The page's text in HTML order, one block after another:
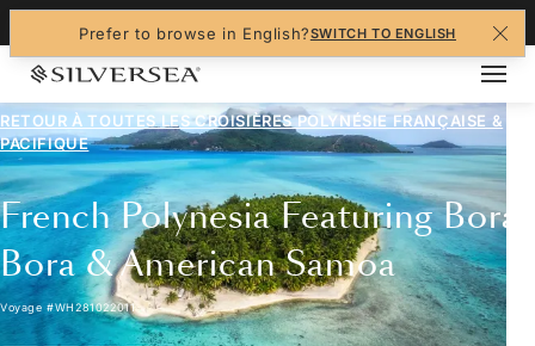
Prefer to browse in English?SWITCH TO ENGLISH
RETOUR À TOUTES LESCROISIÈRES POLYNÉSIE FRANÇAISE &
PACIFIQUE
French Polynesia Featuring Bora
Bora & American Samoa
Voyage #WH281022011